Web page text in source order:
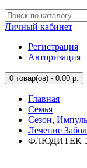
Личный кабинет
Регистрация
Авторизация
0 товар(ов) - 0.00 р.
Главная
Семья
Сезон,
Лечение
ФЛЮДИТЕК